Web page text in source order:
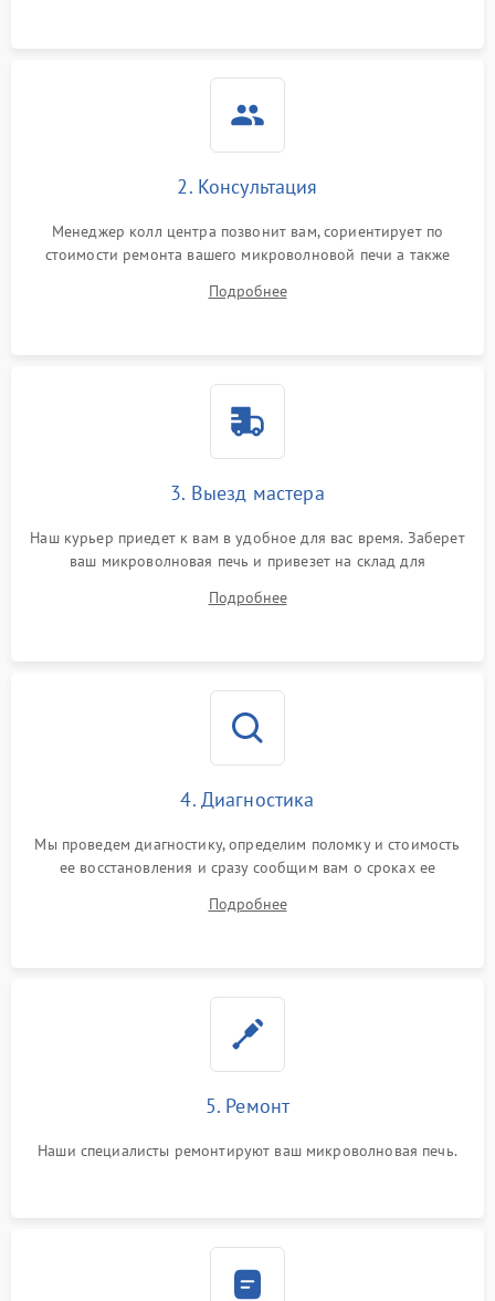
2. Консультация
Менеджер колл центра позвонит вам, сориентирует по
стоимости ремонта вашего микроволновой печи а также
Подробнее
3. Выезд мастера
Наш курьер приедет к вам в удобное для вас время. Заберет
ваш микроволновая печь и привезет на склад для
Подробнее
4. Диагностика
Мы проведем диагностику, определим поломку и стоимость
ее восстановления и сразу сообщим вам о сроках ее
Подробнее
5. Ремонт
Наши специалисты ремонтируют ваш микроволновая печь.